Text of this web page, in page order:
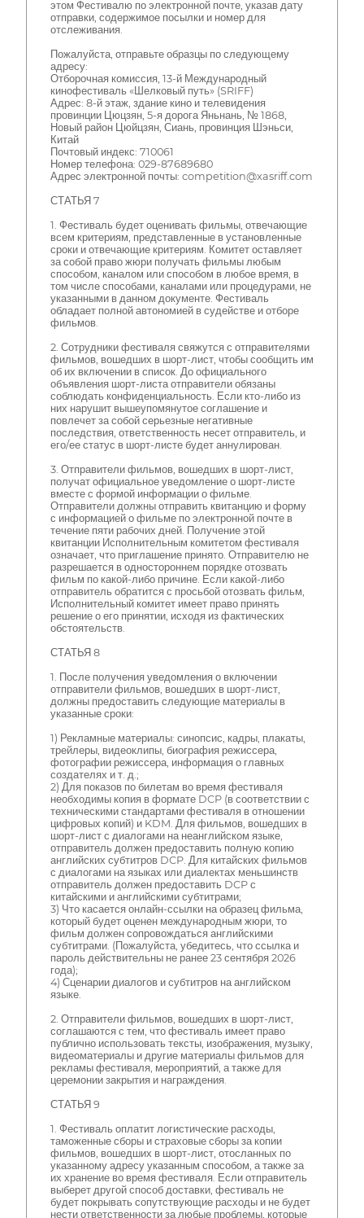
этом Фестивалю по электронной почте, указав дату
отправки, содержимое посылки и номер для
отслеживания.
Пожалуйста, отправьте образцы по следующему
адресу:
Отборочная комиссия, 13-й Международный
кинофестиваль «Шелковый путь» (SRIFF)
Адрес: 8-й этаж, здание кино и телевидения
провинции Цюцзян, 5-я дорога Яньнань, № 1868,
Новый район Цюйцзян, Сиань, провинция Шэньси,
Китай
Почтовый индекс: 710061
Номер телефона: 029-87689680
Адрес электронной почты: competition@xasriff.com
СТАТЬЯ 7
1. Фестиваль будет оценивать фильмы, отвечающие
всем критериям, представленные в установленные
сроки и отвечающие критериям. Комитет оставляет
за собой право жюри получать фильмы любым
способом, каналом или способом в любое время, в
том числе способами, каналами или процедурами, не
указанными в данном документе. Фестиваль
обладает полной автономией в судействе и отборе
фильмов.
2. Сотрудники фестиваля свяжутся с отправителями
фильмов, вошедших в шорт-лист, чтобы сообщить им
об их включении в список. До официального
объявления шорт-листа отправители обязаны
соблюдать конфиденциальность. Если кто-либо из
них нарушит вышеупомянутое соглашение и
повлечет за собой серьезные негативные
последствия, ответственность несет отправитель, и
его/ее статус в шорт-листе будет аннулирован.
3. Отправители фильмов, вошедших в шорт-лист,
получат официальное уведомление о шорт-листе
вместе с формой информации о фильме.
Отправители должны отправить квитанцию и форму
с информацией о фильме по электронной почте в
течение пяти рабочих дней. Получение этой
квитанции Исполнительным комитетом фестиваля
означает, что приглашение принято. Отправителю не
разрешается в одностороннем порядке отозвать
фильм по какой-либо причине. Если какой-либо
отправитель обратится с просьбой отозвать фильм,
Исполнительный комитет имеет право принять
решение о его принятии, исходя из фактических
обстоятельств.
СТАТЬЯ 8
1. После получения уведомления о включении
отправители фильмов, вошедших в шорт-лист,
должны предоставить следующие материалы в
указанные сроки:
1) Рекламные материалы: синопсис, кадры, плакаты,
трейлеры, видеоклипы, биография режиссера,
фотографии режиссера, информация о главных
создателях и т. д.;
2) Для показов по билетам во время фестиваля
необходимы копия в формате DCP (в соответствии с
техническими стандартами фестиваля в отношении
цифровых копий) и KDM. Для фильмов, вошедших в
шорт-лист с диалогами на неанглийском языке,
отправитель должен предоставить полную копию
английских субтитров DCP. Для китайских фильмов
с диалогами на языках или диалектах меньшинств
отправитель должен предоставить DCP с
китайскими и английскими субтитрами;
3) Что касается онлайн-ссылки на образец фильма,
который будет оценен международным жюри, то
фильм должен сопровождаться английскими
субтитрами. (Пожалуйста, убедитесь, что ссылка и
пароль действительны не ранее 23 сентября 2026
года);
4) Сценарии диалогов и субтитров на английском
языке.
2. Отправители фильмов, вошедших в шорт-лист,
соглашаются с тем, что фестиваль имеет право
публично использовать тексты, изображения, музыку,
видеоматериалы и другие материалы фильмов для
рекламы фестиваля, мероприятий, а также для
церемонии закрытия и награждения.
СТАТЬЯ 9
1. Фестиваль оплатит логистические расходы,
таможенные сборы и страховые сборы за копии
фильмов, вошедших в шорт-лист, отосланных по
указанному адресу указанным способом, а также за
их хранение во время фестиваля. Если отправитель
выберет другой способ доставки, фестиваль не
будет покрывать сопутствующие расходы и не будет
нести ответственности за любые проблемы, которые